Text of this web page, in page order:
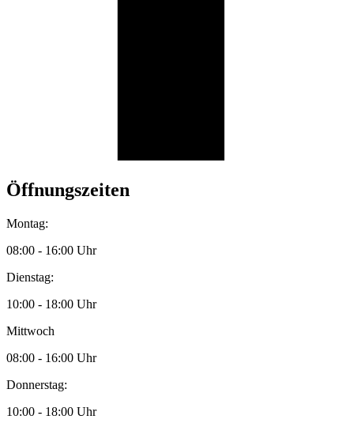
Öffnungszeiten
Montag:
08:00 - 16:00 Uhr
Dienstag:
10:00 - 18:00 Uhr
Mittwoch
08:00 - 16:00 Uhr
Donnerstag:
10:00 - 18:00 Uhr